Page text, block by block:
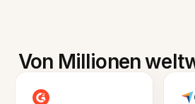
Von Millionen